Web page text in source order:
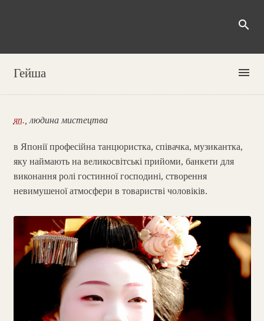
search
Гейша menu
яп. , людина мистецтва
в Японії професійна танцюристка, співачка, музикантка,
яку наймають на великосвітські прийоми, банкети для
виконання ролі гостинної господині, створення
невимушеної атмосфери в товаристві чоловіків.